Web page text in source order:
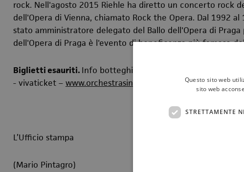
rock. Nell'agosto 2015 Riehle ha diretto un concerto rock
dell'Opera di Vienna, chiamato Rock the Opera. Dal 1992 al
stato amministratore delegato del Ballo dell'Opera di Praga
dell'Opera di Praga è l'evento di beneficenza più famoso
Bigliettiesauriti. Info botteghino Politeama: 091 6072532/
- vivaticket – www.orchestrasinfonicasiciliana.it
L’Ufficio stampa
(Mario Pintagro)
Questo sito web
sito web
STRETTAMENTE